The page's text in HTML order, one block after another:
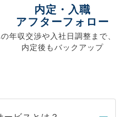
内定・入職
アフターフォロー
年収交渉や入社日調整まで、
内定後もバックアップ